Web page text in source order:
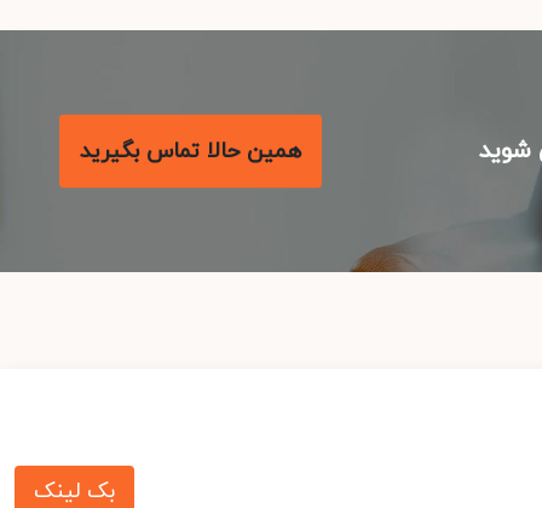
همین حالا تماس بگیرید
بک لینک